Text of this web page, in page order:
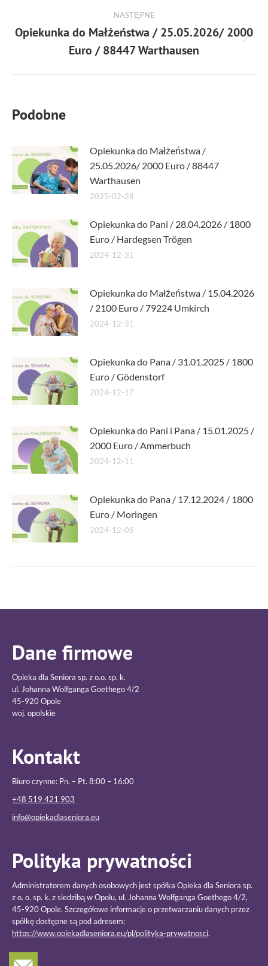
NASTĘPNE
Opiekunka do Małżeństwa / 25.05.2026/ 2000
Euro / 88447 Warthausen
Podobne
Opiekunka do Małżeństwa /
25.05.2026/ 2000 Euro / 88447
Warthausen
2025-02-28
Opiekunka do Pani / 28.04.2026 / 1800
Euro / Hardegsen Trögen
2024-12-31
Opiekunka do Małżeństwa / 15.04.2026
/ 2100 Euro / 79224 Umkirch
2024-12-31
Opiekunka do Pana / 31.01.2025 / 1800
Euro / Gödenstorf
2024-12-17
Opiekunka do Pani i Pana / 15.01.2025 /
2000 Euro / Ammerbuch
2024-12-11
Opiekunka do Pana / 17.12.2024 / 1800
Euro / Moringen
2024-12-05
Dane firmowe
Opieka dla Seniora sp. z o.o. sp. k.
ul. Johanna Wolfganga Goethego 4/2
45-920 Opole
woj. opolskie
Kontakt
Biuro czynne: Pn. – Pt. 8:00 – 16:00
+48 519 421 903
info@opiekadlaseniora.eu
Polityka prywatności
Administratorem danych osobowych jest spółka Opieka dla Seniora sp.
z o. o. sp. k. z siedzibą w Opolu, ul. Johanna Wolfganga Goethego 4/2,
45-920 Opole. Szczegółowe informacje o przetwarzaniu danych przez
spółkę dostępne są pod adresem:
https://www.opiekadlaseniora.eu/pl/polityka-prywatnosci.